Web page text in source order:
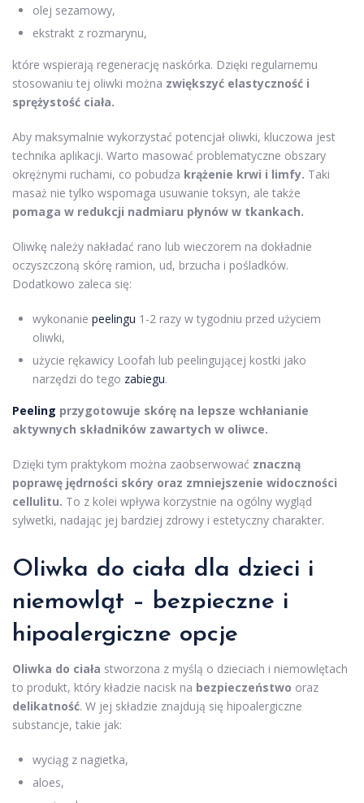
olej sezamowy,
ekstrakt z rozmarynu,
które wspierają regenerację naskórka. Dzięki regularnemu
stosowaniu tej oliwki można zwiększyć elastyczność i
sprężystość ciała.
Aby maksymalnie wykorzystać potencjał oliwki, kluczowa jest
technika aplikacji. Warto masować problematyczne obszary
okrężnymi ruchami, co pobudza krążenie krwi i limfy. Taki
masaż nie tylko wspomaga usuwanie toksyn, ale także
pomaga w redukcji nadmiaru płynów w tkankach.
Oliwkę należy nakładać rano lub wieczorem na dokładnie
oczyszczoną skórę ramion, ud, brzucha i pośladków.
Dodatkowo zaleca się:
wykonanie peelingu 1-2 razy w tygodniu przed użyciem
oliwki,
użycie rękawicy Loofah lub peelingującej kostki jako
narzędzi do tego zabiegu.
Peeling przygotowuje skórę na lepsze wchłanianie
aktywnych składników zawartych w oliwce.
Dzięki tym praktykom można zaobserwować znaczną
poprawę jędrności skóry oraz zmniejszenie widoczności
cellulitu. To z kolei wpływa korzystnie na ogólny wygląd
sylwetki, nadając jej bardziej zdrowy i estetyczny charakter.
Oliwka do ciała dla dzieci i
niemowląt – bezpieczne i
hipoalergiczne opcje
Oliwka do ciała stworzona z myślą o dzieciach i niemowlętach
to produkt, który kładzie nacisk na bezpieczeństwo oraz
delikatność. W jej składzie znajdują się hipoalergiczne
substancje, takie jak:
wyciąg z nagietka,
aloes,